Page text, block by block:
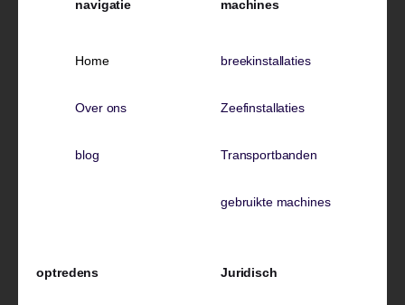
navigatie
Home
Over ons
blog
machines
breekinstallaties
Zeefinstallaties
Transportbanden
gebruikte machines
optredens Juridisch